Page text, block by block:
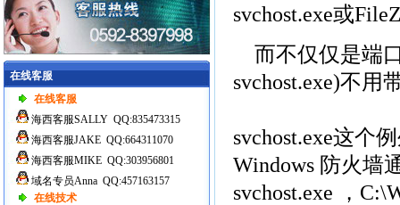
在线客服
在线客服
海西客服SALLY QQ:835473315
海西客服JAKE QQ:664311070
海西客服MIKE QQ:303956801
域名专员Anna QQ:457163157
在线技术
svchost.exe或
而不仅仅是端
svchost.exe)不用
svchost.exe这个
Windows 防火墙
svchost.exe ，